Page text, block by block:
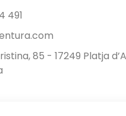
491
85 - 17249 Platja